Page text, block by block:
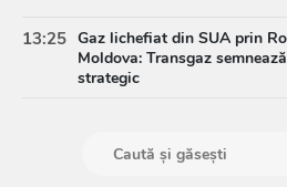
13:25 Gaz lichefiat din SUA prin
Moldova: Transgaz
strategic